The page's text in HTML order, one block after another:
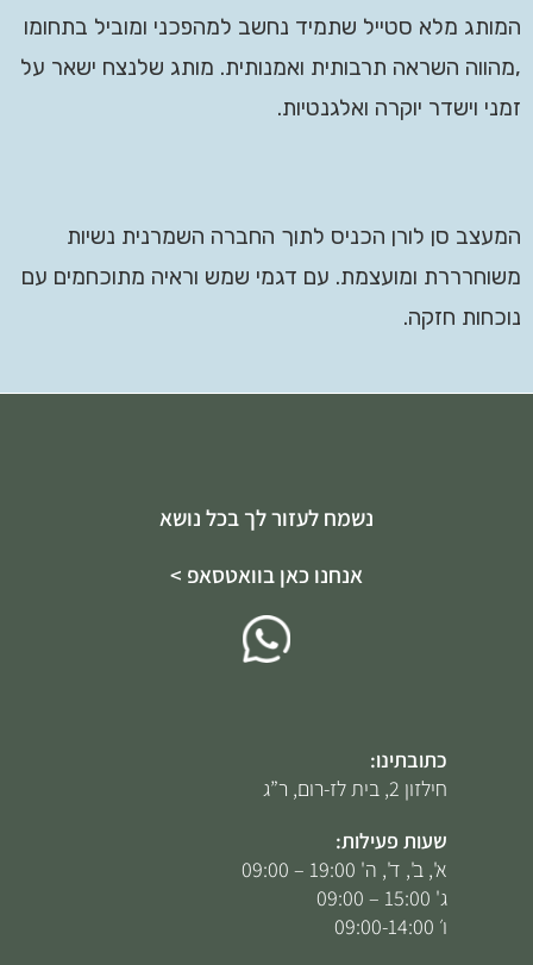
המותג מלא סטייל שתמיד נחשב למהפכני ומוביל בתחומו
,מהווה השראה תרבותית ואמנותית. מותג שלנצח ישאר על
זמני וישדר יוקרה ואלגנטיות.
המעצב סן לורן הכניס לתוך החברה השמרנית נשיות
משוחרררת ומועצמת. עם דגמי שמש וראיה מתוכחמים עם
נוכחות חזקה.
נשמח לעזור לך בכל נושא
אנחנו כאן בוואטסאפ >
כתובתינו:
חילזון 2, בית לז-רום, ר”ג
שעות פעילות:
א', ב', ד', ה' 19:00 – 09:00
ג' 15:00 – 09:00
ו׳ 09:00-14:00